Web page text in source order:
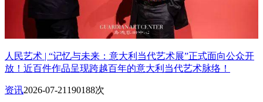
人民艺术 | “记忆与未来：意大利当代艺术展”正式面向公众开
放！近百件作品呈现跨越百年的意大利当代艺术脉络！
资讯2026-07-21 190188次